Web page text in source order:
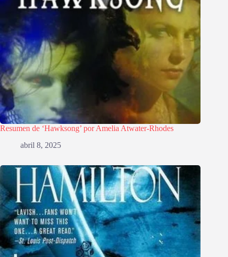
Resumen de ‘Hawksong’ por Amelia Atwater-Rhodes
abril 8, 2025